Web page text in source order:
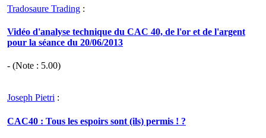
Tradosaure Trading :
Vidéo d'analyse technique du CAC 40, de l'or et de l'argent
pour la séance du 20/06/2013
- (Note : 5.00)
Joseph Pietri :
CAC40 : Tous les espoirs sont (ils) permis ! ?